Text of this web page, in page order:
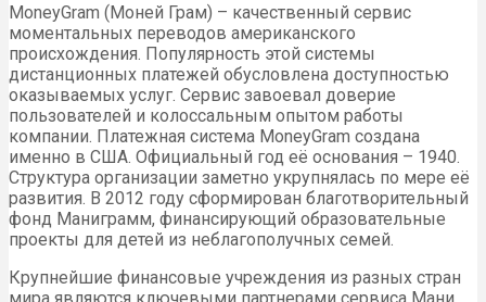
MoneyGram (Моней Грам) – качественный сервис
моментальных переводов американского
происхождения. Популярность этой системы
дистанционных платежей обусловлена доступностью
оказываемых услуг. Сервис завоевал доверие
пользователей и колоссальным опытом работы
компании. Платежная система MoneyGram создана
именно в США. Официальный год её основания – 1940.
Структура организации заметно укрупнялась по мере её
развития. В 2012 году сформирован благотворительный
фонд Маниграмм, финансирующий образовательные
проекты для детей из неблагополучных семей.
Крупнейшие финансовые учреждения из разных стран
мира являются ключевыми партнерами сервиса Мани